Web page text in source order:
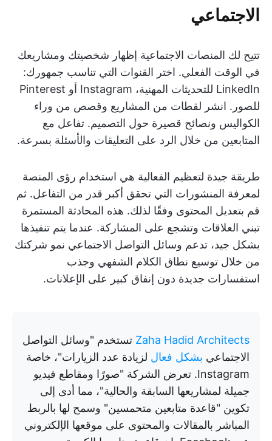
الاجتماعي
تتيح لك المنصات الاجتماعية إظهار شخصيتك ومشاريعك
في الوقت الفعلي. اختر القنوات التي تناسب جمهورك:
LinkedIn للتحديثات المهنية، Instagram أو Pinterest
للصور. انشر لقطات من المشاريع وقصص من وراء
الكواليس ونصائح قصيرة حول التصميم. تفاعل مع
المتابعين من خلال الرد على التعليقات والأسئلة بسرعة.
طريقة جيدة لتعظيم الفعالية هي استخدام رؤى المنصة
لمعرفة المنشورات التي تحقق أكبر قدر من التفاعل. ثم
قم بتعديل المحتوى وفقًا لذلك. هذه المحادثة المستمرة
تبني العلاقات وتشجع على المشاركة. عندما يتم تنفيذها
بشكل جيد، تدعم وسائل التواصل الاجتماعي نمو شركتك
من خلال توسيع نطاق الكلام الشفهي وجذب
استفسارات جديدة دون إنفاق كبير على الإعلانات.
Zaha Hadid Architects تستخدم "وسائل التواصل
الاجتماعي بشكل فعال لزيادة عدد الزيارات"، خاصة
Instagram. تعرض الشركة "صورًا ومقاطع فيديو
جميلة لمشاريعها السابقة والحالية"، مما أدى إلى
تكوين "قاعدة متابعين متحمسين" وسمح لها بالربط
المباشر بالمقالات والمحتوى على موقعها الإلكتروني